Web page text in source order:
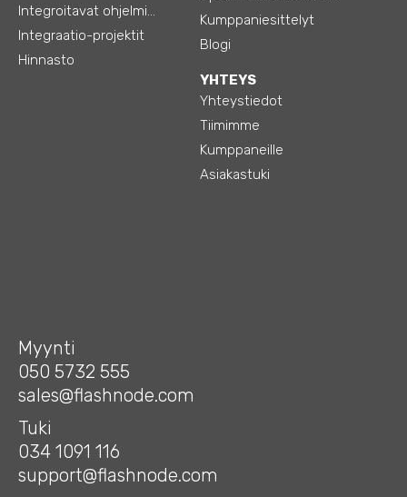
Integroitavat ohjelmistot
Integraatio-projektit
Hinnasto
Kumppaniesittelyt
Blogi
YHTEYS
Yhteystiedot
Tiimimme
Kumppaneille
Asiakastuki
Myynti
050 5732 555
sales@flashnode.com
Tuki
034 1091 116
support@flashnode.com